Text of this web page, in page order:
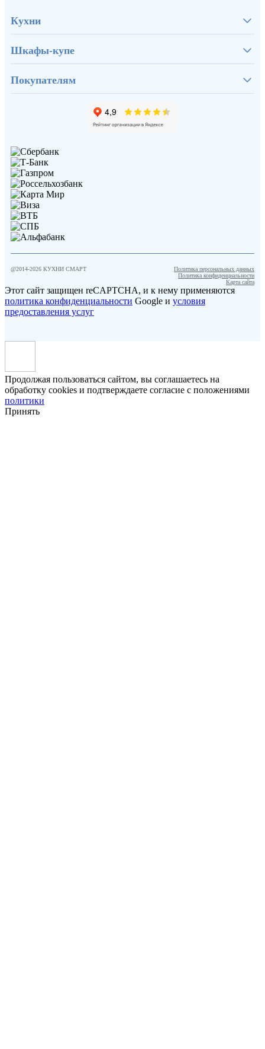
Кухни
Шкафы-купе
Покупателям
@2014-2026 КУХНИ СМАРТ
Политика персональных данных
Политика конфиденциальности
Карта сайта
Этот сайт защищен reCAPTCHA, и к нему применяются
политика конфиденциальности Google и условия
предоставления услуг
Продолжая пользоваться сайтом, вы соглашаетесь на
обработку cookies и подтверждаете согласие с положениями
политики
Принять